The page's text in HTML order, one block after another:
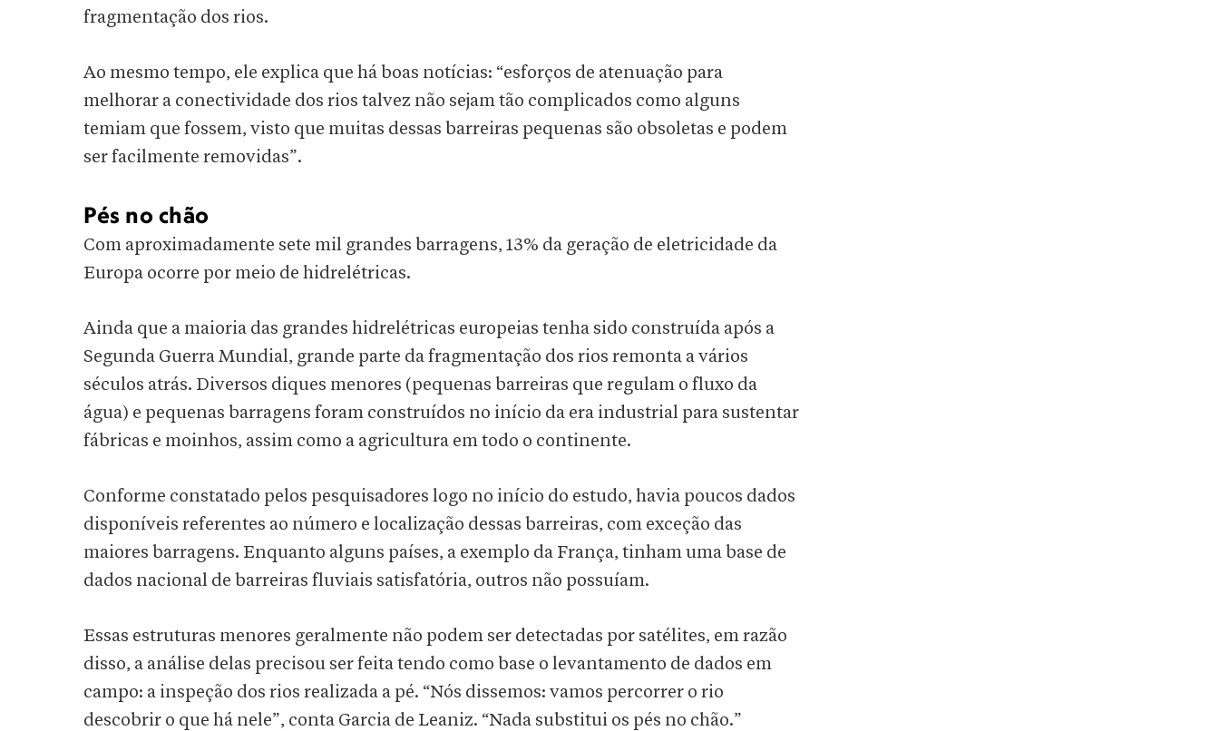
fragmentação dos rios.
Ao mesmo tempo, ele explica que há boas notícias: “esforços de atenuação para
melhorar a conectividade dos rios talvez não sejam tão complicados como alguns
temiam que fossem, visto que muitas dessas barreiras pequenas são obsoletas e podem
ser facilmente removidas”.
Pés no chão
Com aproximadamente sete mil grandes barragens, 13% da geração de eletricidade da
Europa ocorre por meio de hidrelétricas.
Ainda que a maioria das grandes hidrelétricas europeias tenha sido construída após a
Segunda Guerra Mundial, grande parte da fragmentação dos rios remonta a vários
séculos atrás. Diversos diques menores (pequenas barreiras que regulam o fluxo da
água) e pequenas barragens foram construídos no início da era industrial para sustentar
fábricas e moinhos, assim como a agricultura em todo o continente.
Conforme constatado pelos pesquisadores logo no início do estudo, havia poucos dados
disponíveis referentes ao número e localização dessas barreiras, com exceção das
maiores barragens. Enquanto alguns países, a exemplo da França, tinham uma base de
dados nacional de barreiras fluviais satisfatória, outros não possuíam.
Essas estruturas menores geralmente não podem ser detectadas por satélites, em razão
disso, a análise delas precisou ser feita tendo como base o levantamento de dados em
campo: a inspeção dos rios realizada a pé. “Nós dissemos: vamos percorrer o rio
descobrir o que há nele”, conta Garcia de Leaniz. “Nada substitui os pés no chão.”